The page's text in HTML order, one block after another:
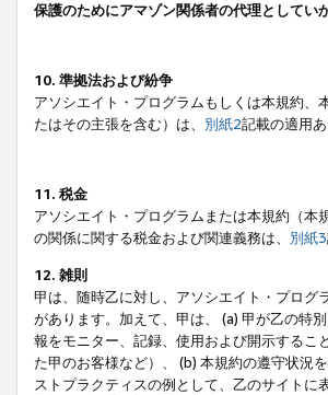
保護のためにアマゾン関係者の代理としてい
10. 準拠法および紛争
アソシエイト・プログラムもしくは本規約
たはその主張を含む）は、 別紙2記載の適用
11. 税金
アソシエイト・プログラムまたは本規約（
の関係に関する税金および関連義務は、 別紙3
12. 雑則
甲は、随時乙に対し、アソシエイト・プログ
があります。加えて、甲は、 (a) 甲が乙の特
報をモニター、記録、使用および開示するこ
た甲のお客様など）、 (b) 本規約の遵守状況
ストプラクティスの例として、乙のサイト